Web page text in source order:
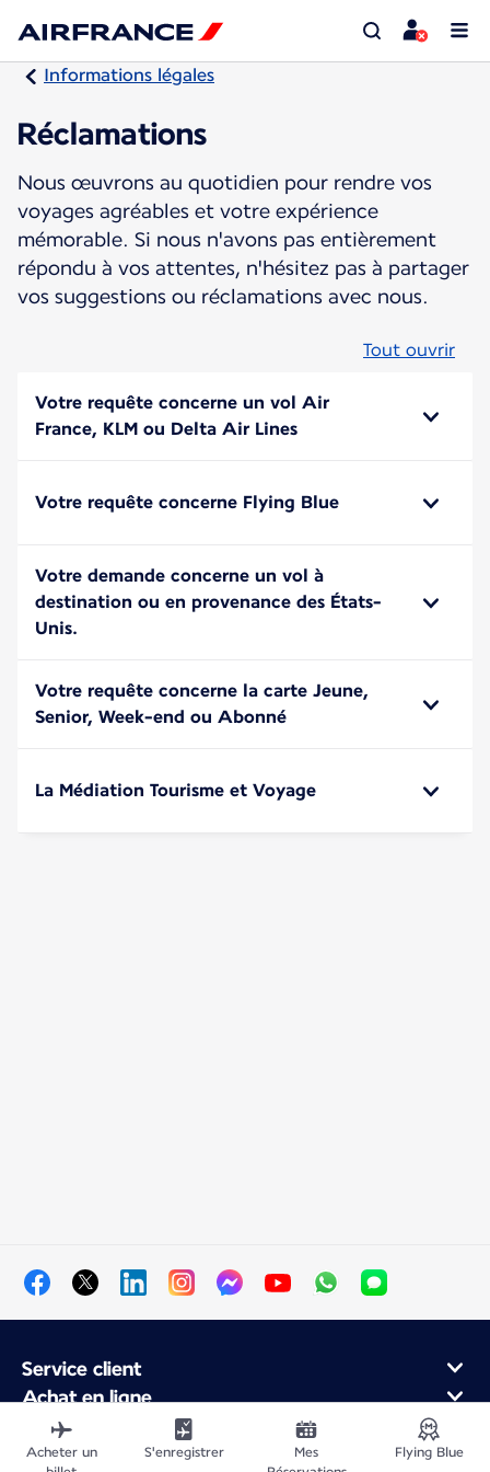
Informations légales
Réclamations
Nous œuvrons au quotidien pour rendre vos
voyages agréables et votre expérience
mémorable. Si nous n'avons pas entièrement
répondu à vos attentes, n'hésitez pas à partager
vos suggestions ou réclamations avec nous.
Tout ouvrir
Votre requête concerne un vol Air
France, KLM ou Delta Air Lines
Votre requête concerne Flying Blue
Votre demande concerne un vol à
destination ou en provenance des États-
Unis.
Votre requête concerne la carte Jeune,
Senior, Week-end ou Abonné
La Médiation Tourisme et Voyage
Service client
Achat en ligne
Programme de fidélité et partenaires
À propos d'Air France
Acheter un
S'enregistrer
Mes
Flying Blue